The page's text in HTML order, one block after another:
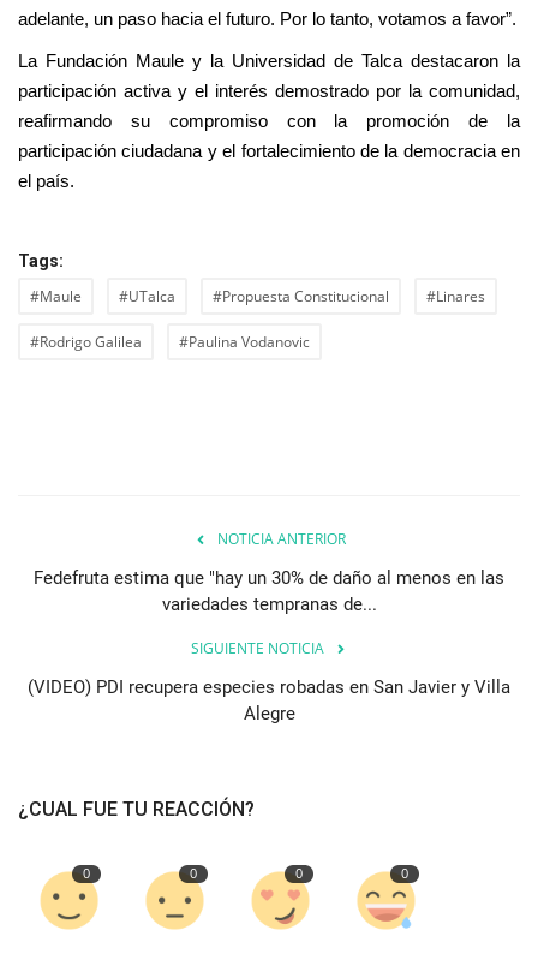
adelante, un paso hacia el futuro. Por lo tanto, votamos a favor”.
La Fundación Maule y la Universidad de Talca destacaron la
participación activa y el interés demostrado por la comunidad,
reafirmando su compromiso con la promoción de la
participación ciudadana y el fortalecimiento de la democracia en
el país.
Tags:
#Maule #UTalca #Propuesta Constitucional #Linares
#Rodrigo Galilea #Paulina Vodanovic
NOTICIA ANTERIOR
Fedefruta estima que "hay un 30% de daño al menos en las
variedades tempranas de...
SIGUIENTE NOTICIA
(VIDEO) PDI recupera especies robadas en San Javier y Villa
Alegre
¿CUAL FUE TU REACCIÓN?
0 0 0 0